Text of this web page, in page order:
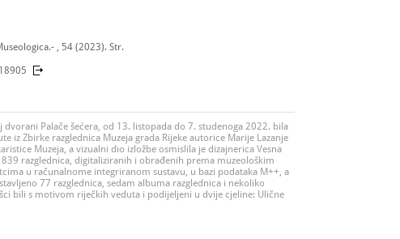
, 54 (2023). Str.
dvorani Palače šećera, od 13. listopada do 7. studenoga 2022. bila
iz Zbirke razglednica Muzeja grada Rijeke autorice Marije Lazanje
Muzeja, a vizualni dio izložbe osmislila je dizajnerica Vesna
razglednica, digitaliziranih i obrađenih prema muzeološkim
u računalnome integriranom sustavu, u bazi podataka M++, a
77 razglednica, sedam albuma razglednica i nekoliko
bili s motivom riječkih veduta i podijeljeni u dvije cjeline: Ulične